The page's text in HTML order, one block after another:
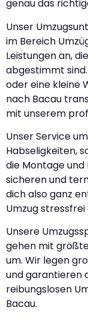
genau das
Unser
im Bereich
Leistungen an,
abgestimmt
oder eine kleine
nach Bacau
mit unserem
Unser Service
Habseligkeiten,
die Montage
sicheren und
dich also ganz
Umzug stressfrei
Unsere
gehen mit
um. Wir legen
und garantieren
reibungslosen
Bacau.